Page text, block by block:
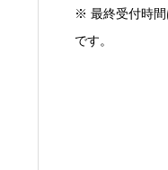
※ 最終受付時間
です。